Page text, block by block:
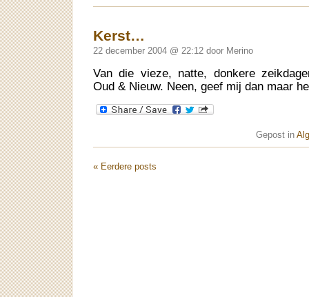
Kerst…
22 december 2004 @ 22:12 door Merino
Van die vieze, natte, donkere
Oud & Nieuw. Neen, geef mij dan maar
Gepost in
« Eerdere posts